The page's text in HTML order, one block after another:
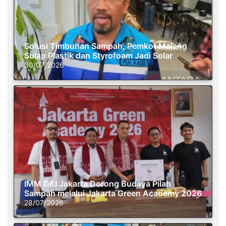
Solusi Timbunan Sampah, Pemkot Malang
Sulap Plastik dan Styrofoam Jadi Solar
30/07/2026
IMM DKI Jakarta Dorong Budaya Pilah
Sampah melalui Jakarta Green Academy 2026
28/07/2026